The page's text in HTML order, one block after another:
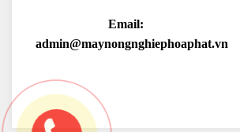
Email:
admin@maynongnghiephoaphat.vn